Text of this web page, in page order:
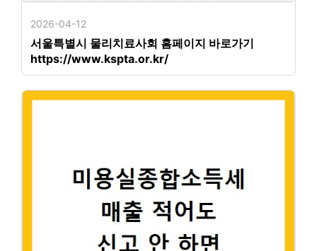
2026-04-12
서울특별시 물리치료사회 홈페이지 바로가기
https://www.kspta.or.kr/